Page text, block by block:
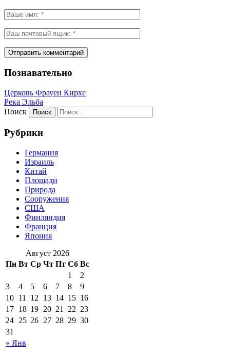
Познавательно
Церковь Фрауен Кирхе
Река Эльба
Поиск
Рубрики
Германия
Израиль
Китай
Площади
Природа
Сооружения
США
Финляндия
Франция
Япония
Август 2026
Пн Вт Ср Чт Пт Сб Вс
« Янв
1
2
3
4 5 6 7 8
9
10 11 12 13 14 15 16
17 18 19 20 21 22 23
24 25 26 27 28 29 30
31